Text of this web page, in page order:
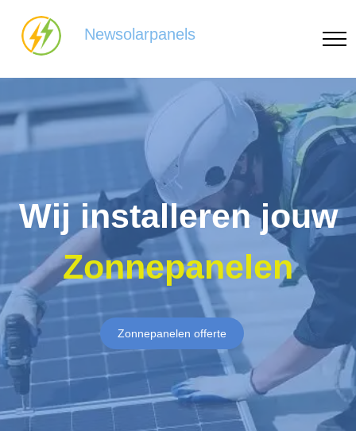
Newsolarpanels
Wij installeren jouw
Zonnepanelen
Zonnepanelen offerte